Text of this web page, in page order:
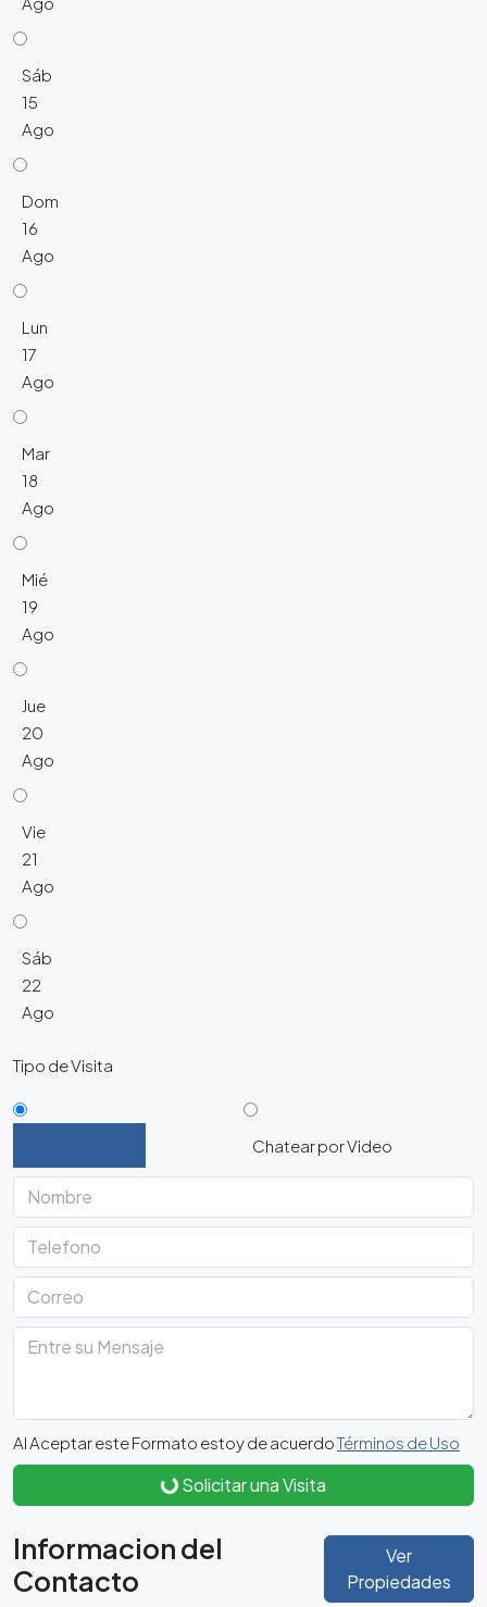
Sáb
15
Ago
Dom
16
Ago
Lun
17
Ago
Mar
18
Ago
Mié
19
Ago
Jue
20
Ago
Vie
21
Ago
Sáb
22
Ago
Tipo de Visita
Chatear por Video
Al Aceptar este Formato estoy de acuerdoTérminos de Uso
Solicitar una Visita
Informacion del
Contacto
Ver
Propiedades